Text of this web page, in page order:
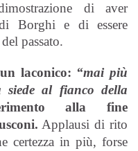
di aver
Borghi e di essere
passato.
laconico: “mai più
al fianco della
alla fine
Applausi di rito
certezza in più, forse